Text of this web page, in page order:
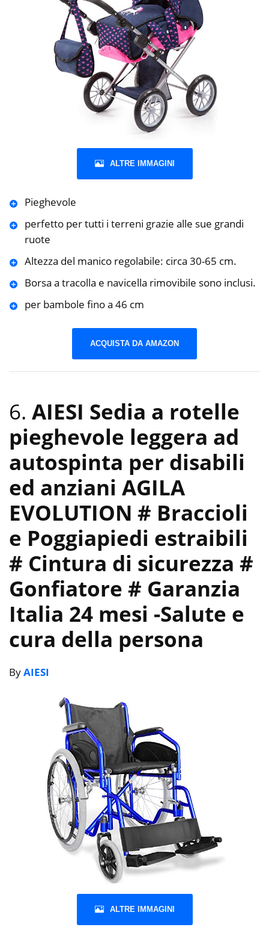
ALTRE IMMAGINI
Pieghevole
perfetto per tutti i terreni grazie alle sue grandi
ruote
Altezza del manico regolabile: circa 30-65 cm.
Borsa a tracolla e navicella rimovibile sono inclusi.
per bambole fino a 46 cm
ACQUISTA DA AMAZON
6. AIESI Sedia a rotelle
pieghevole leggera ad
autospinta per disabili
ed anziani AGILA
EVOLUTION # Braccioli
e Poggiapiedi estraibili
# Cintura di sicurezza #
Gonfiatore # Garanzia
Italia 24 mesi -Salute e
cura della persona
ByAIESI
ALTRE IMMAGINI